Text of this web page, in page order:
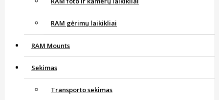
RAM gėrimų laikikliai
RAM Mounts
Sekimas
Transporto sekimas